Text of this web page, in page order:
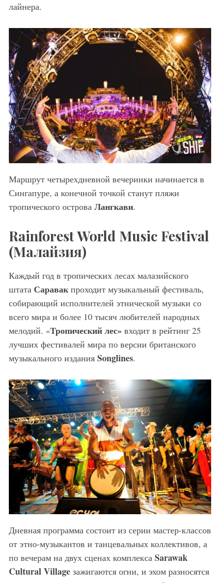
лайнера.
Маршрут четырехдневной вечеринки начинается в
Сингапуре, а конечной точкой станут пляжи
тропического острова Лангкави.
Rainforest World Music Festival
(Малайзия)
Каждый год в тропических лесах малазийского
штата Саравакпроходит музыкальный фестиваль,
собирающий исполнителей этнической музыки со
всего мира и более 10 тысяч любителей народных
мелодий. «Тропический лес»входит в рейтинг 25
лучших фестивалей мира по версии британского
музыкального издания Songlines.
Дневная программа состоит из серии мастер-классов
от этно-музыкантов и танцевальных коллективов, а
по вечерам на двух сценах комплекса Sarawak
Cultural Villageзажигаются огни, и эхом разносятся